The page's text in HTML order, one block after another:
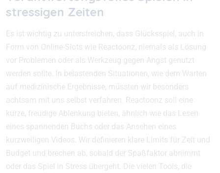
stressigen Zeiten
Es ist wichtig zu unterstreichen, dass Glücksspiel, auch in
Form von Online-Slots wie Reactoonz, niemals als Lösung
vor Problemen oder als Werkzeug gegen Angst genutzt
werden sollte. In belastenden Situationen, wie dem Warten
auf medizinische Ergebnisse, müssten wir besonders
achtsam mit uns selbst verfahren. Reactoonz soll eine
kurze, freudige Ablenkung bieten, ähnlich wie das Lesen
eines spannenden Buchs oder das Ansehen eines
kurzweiligen Videos. Wir definieren klare Limits für Zeit und
Budget und brechen ab, sobald der Spaßfaktor abnimmt
oder das Spiel in Stress übergeht. Die vielen Tools, die